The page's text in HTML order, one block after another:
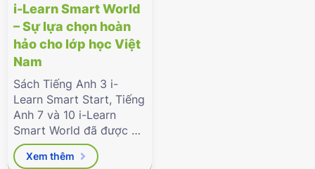
i-Learn Smart World
– Sự lựa chọn hoàn
hảo cho lớp học Việt
Nam
Sách Tiếng Anh 3 i-
Learn Smart Start, Tiếng
Anh 7 và 10 i-Learn
Smart World đã được Bộ
Giáo dục & Đào tạo phê
duyệt.
Xem thêm